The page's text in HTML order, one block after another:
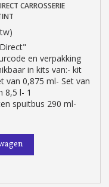
dan 1 minuut
vouchers
elke bestelling
14 dagen
bestelling
elke verwijzing
€5 korting
CARROSSERIE
en verpakking
in kits van:- kit
van 0,875 ml- Set van
8,5 l- 1
spuitbus 290 ml-